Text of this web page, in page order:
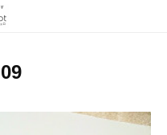
09